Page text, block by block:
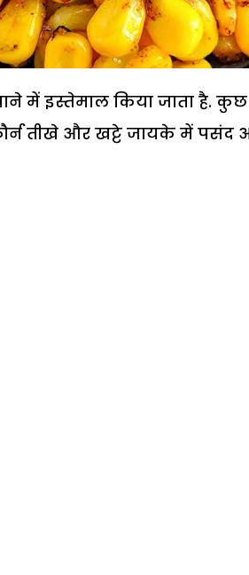
में इस्तेमाल किया जाता है.
तीखे और खट्टे जायके में पसंद